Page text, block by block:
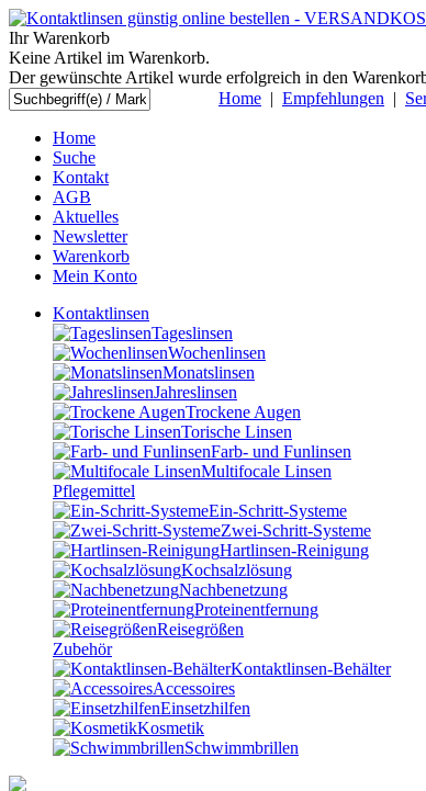
Ihr Warenkorb
Keine Artikel im Warenkorb.
Der gewünschte Artikel wurde erfolgreich in den
Home | Empfehlungen |
Home
Suche
Kontakt
AGB
Aktuelles
Newsletter
Warenkorb
Mein Konto
Kontaktlinsen
Tageslinsen
Wochenlinsen
Monatslinsen
Jahreslinsen
Trockene Augen
Torische Linsen
Farb- und Funlinsen
Multifocale Linsen
Pflegemittel
Ein-Schritt-Systeme
Zwei-Schritt-Systeme
Hartlinsen-Reinigung
Kochsalzlösung
Nachbenetzung
Proteinentfernung
Reisegrößen
Zubehör
Kontaktlinsen-Behälter
Accessoires
Einsetzhilfen
Kosmetik
Schwimmbrillen